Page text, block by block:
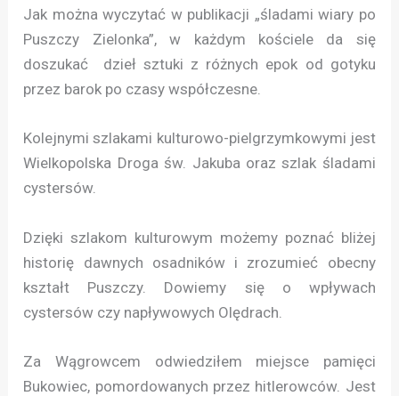
Jak można wyczytać w publikacji „śladami wiary po
Puszczy Zielonka”, w każdym kościele da się
doszukać dzieł sztuki z różnych epok od gotyku
przez barok po czasy współczesne.
Kolejnymi szlakami kulturowo-pielgrzymkowymi jest
Wielkopolska Droga św. Jakuba oraz szlak śladami
cystersów.
Dzięki szlakom kulturowym możemy poznać bliżej
historię dawnych osadników i zrozumieć obecny
kształt Puszczy. Dowiemy się o wpływach
cystersów czy napływowych Olędrach.
Za Wągrowcem odwiedziłem miejsce pamięci
Bukowiec, pomordowanych przez hitlerowców. Jest